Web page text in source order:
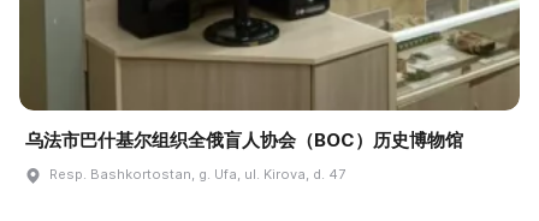
乌法市巴什基尔组织全俄盲人协会（ВОС）历史博物馆
Resp. Bashkortostan, g. Ufa, ul. Kirova, d. 47